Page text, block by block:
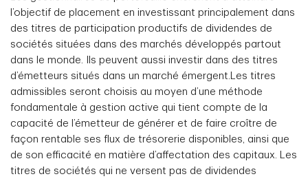
l’objectif de placement en investissant principalement dans
des titres de participation productifs de dividendes de
sociétés situées dans des marchés développés partout
dans le monde. Ils peuvent aussi investir dans des titres
d’émetteurs situés dans un marché émergent.Les titres
admissibles seront choisis au moyen d’une méthode
fondamentale à gestion active qui tient compte de la
capacité de l’émetteur de générer et de faire croître de
façon rentable ses flux de trésorerie disponibles, ainsi que
de son efficacité en matière d’affectation des capitaux. Les
titres de sociétés qui ne versent pas de dividendes